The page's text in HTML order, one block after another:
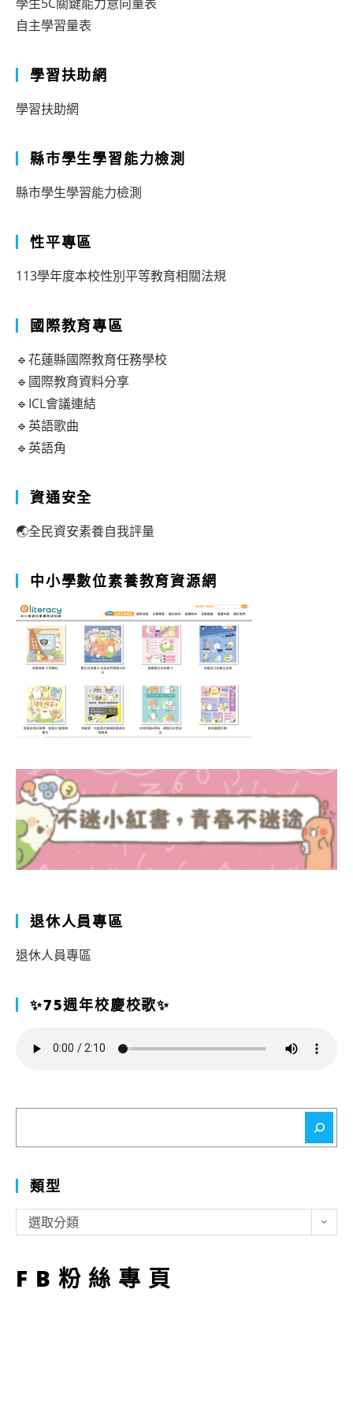
自主學習量表
學習扶助網
學習扶助網
縣市學生學習能力檢測
縣市學生學習能力檢測
性平專區
113學年度本校性別平等教育相關法規
國際教育專區
🔹花蓮縣國際教育任務學校
🔹國際教育資料分享
🔹ICL會議連結
🔹英語歌曲
🔹英語角
資通安全
🌏全民資安素養自我評量
中小學數位素養教育資源網
退休人員專區
退休人員專區
✨75週年校慶校歌✨
類型
型
選取分類
FB粉絲專頁